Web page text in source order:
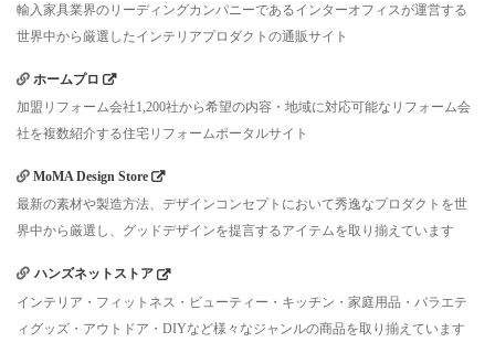
輸入家具業界のリーディングカンパニーであるインターオフィスが運営する
世界中から厳選したインテリアプロダクトの通販サイト
ホームプロ
加盟リフォーム会社1,200社から希望の内容・地域に対応可能なリフォーム会
社を複数紹介する住宅リフォームポータルサイト
MoMA Design Store
最新の素材や製造方法、デザインコンセプトにおいて秀逸なプロダクトを世
界中から厳選し、グッドデザインを提言するアイテムを取り揃えています
ハンズネットストア
インテリア・フィットネス・ビューティー・キッチン・家庭用品・バラエテ
ィグッズ・アウトドア・DIYなど様々なジャンルの商品を取り揃えています